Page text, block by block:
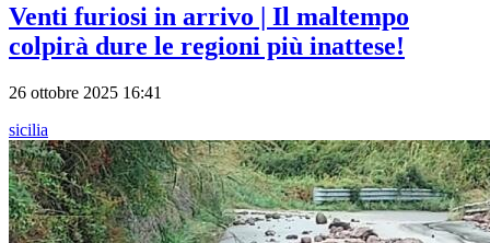
Venti furiosi in arrivo | Il maltempo
colpirà dure le regioni più inattese!
26 ottobre 2025 16:41
sicilia